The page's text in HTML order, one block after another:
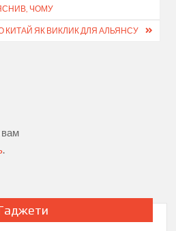
ЧОМУ
КИТАЙ ЯК ВИКЛИК ДЛЯ АЛЬЯНСУ
вам